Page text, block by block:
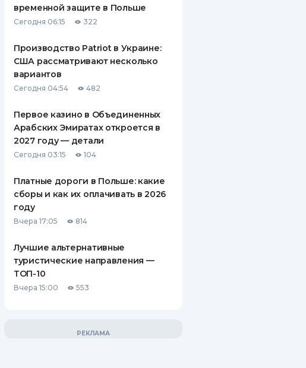
ПУТЕВОДИТЕЛИ ПО
ВСЕ СТРАХОВЫЕ ПОЛИСЫ
СТРАХОВЫЕ КОМПАНИИ
КОМПАНИЯХ
ДОСТАВКА И ОПЛАТА
КОНТАКТЫ
временной защите в Польше
Сегодня 06:15 322
Производство Patriot в Украине:
США рассматривают несколько
вариантов
Сегодня 04:54 482
Первое казино в Объединенных
Арабских Эмиратах откроется в
2027 году — детали
Сегодня 03:15 104
Платные дороги в Польше: какие
сборы и как их оплачивать в 2026
году
Вчера 17:05 814
Лучшие альтернативные
туристические направления —
ТОП-10
Вчера 15:00 553